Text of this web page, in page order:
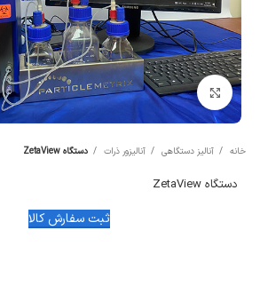
Click to enlarge
خانه آنالیز دستگاهی آنالیزور ذرات دستگاه ZetaView
دستگاه ZetaView
ثبت سفارش کالا